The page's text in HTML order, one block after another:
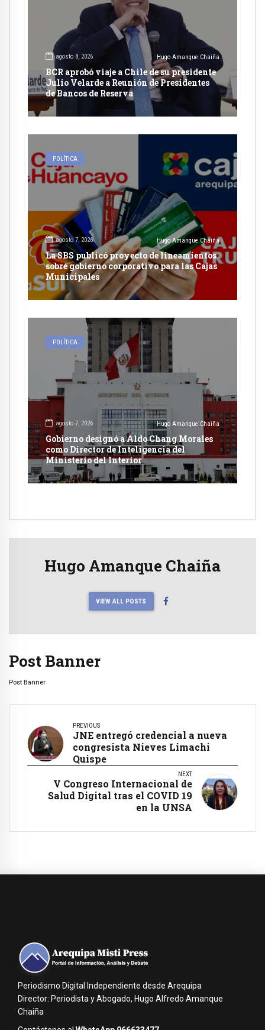
agosto 8, 2026 Hugo Amanque Chaiña
BCR aprobó viaje a Chile de su presidente
Julio Velarde a Reunión de Presidentes
de Bancos de Reserva
POLÍTICA
agosto 7, 2026 Hugo Amanque Chaiña
La SBS publicó proyecto de lineamientos
sobre gobierno corporativo para las Cajas
Municipales
POLÍTICA
agosto 7, 2026 Hugo Amanque Chaiña
Gobierno designó a Aldo Chang Morales
como Director de Inteligencia del
Ministerio del Interior
Hugo Amanque Chaiña
VIEW ALL POSTS
Post Banner
Post Banner
PREVIOUS
JNE entregó credencial a nueva
congresista Nieves Limachi
Quispe
NEXT
V Congreso Internacional de
Salud Digital tras el COVID 19
en la UNSA
Periodismo Digital Independiente desde Arequipa
Director: Periodista y Abogado, Hugo Alfredo Amanque
Chaiña